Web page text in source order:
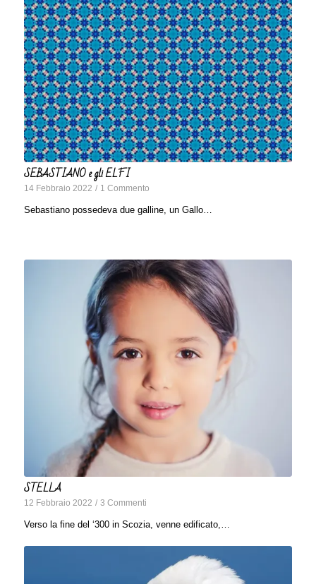
SEBASTIANO e gli ELFI
14 Febbraio 2022 / 1 Commento
Sebastiano possedeva due galline, un Gallo…
STELLA
12 Febbraio 2022 / 3 Commenti
Verso la fine del ‘300 in Scozia, venne edificato,…